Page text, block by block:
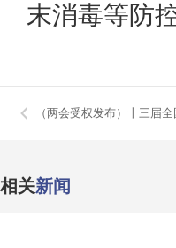
末消毒等防
（两会受权发布）十三届
相关新闻